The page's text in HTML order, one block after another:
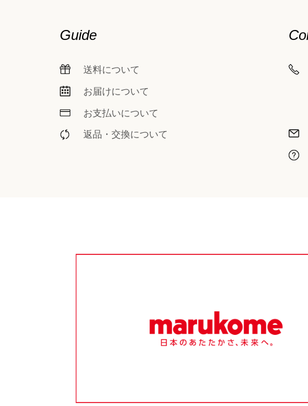
Guide
送料について
お届けについて
お支払いについて
返品・交換について